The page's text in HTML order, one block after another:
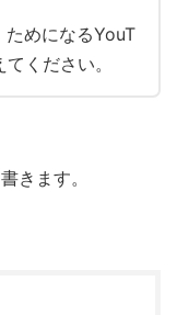
ためになるYouT
ください。
きます。